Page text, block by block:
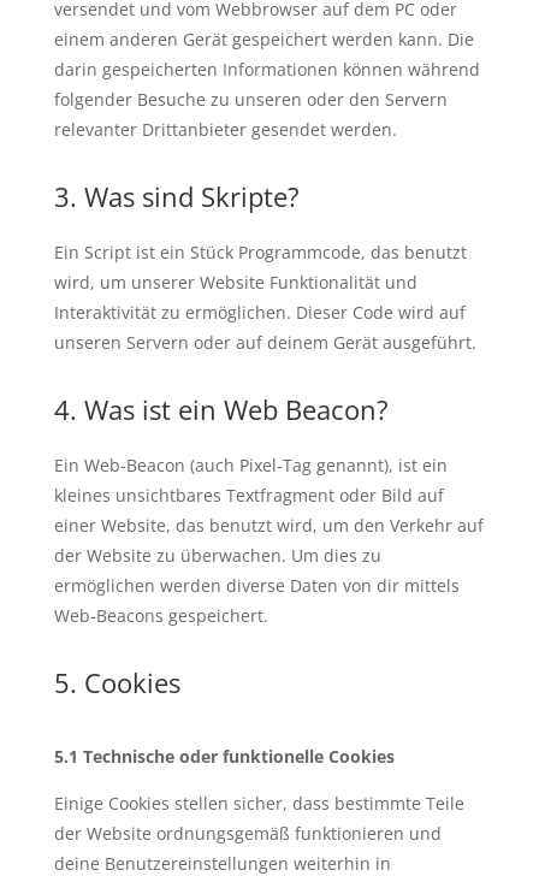
versendet und vom Webbrowser auf dem PC oder
einem anderen Gerät gespeichert werden kann. Die
darin gespeicherten Informationen können während
folgender Besuche zu unseren oder den Servern
relevanter Drittanbieter gesendet werden.
3. Was sind Skripte?
Ein Script ist ein Stück Programmcode, das benutzt
wird, um unserer Website Funktionalität und
Interaktivität zu ermöglichen. Dieser Code wird auf
unseren Servern oder auf deinem Gerät ausgeführt.
4. Was ist ein Web Beacon?
Ein Web-Beacon (auch Pixel-Tag genannt), ist ein
kleines unsichtbares Textfragment oder Bild auf
einer Website, das benutzt wird, um den Verkehr auf
der Website zu überwachen. Um dies zu
ermöglichen werden diverse Daten von dir mittels
Web-Beacons gespeichert.
5. Cookies
5.1 Technische oder funktionelle Cookies
Einige Cookies stellen sicher, dass bestimmte Teile
der Website ordnungsgemäß funktionieren und
deine Benutzereinstellungen weiterhin in